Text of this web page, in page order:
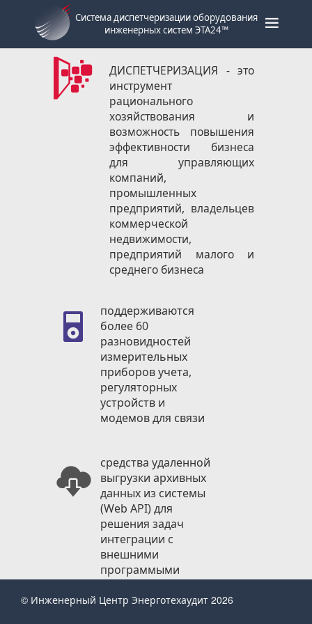
Система диспетчеризации оборудования
инженерных систем ЭТА24™
ДИСПЕТЧЕРИЗАЦИЯ - это
инструмент
рационального
хозяйствования и
возможность повышения
эффективности бизнеса
для управляющих
компаний,
промышленных
предприятий, владельцев
коммерческой
недвижимости,
предприятий малого и
среднего бизнеса
поддерживаются
более 60
разновидностей
измерительных
приборов учета,
регуляторных
устройств и
модемов для связи
средства удаленной
выгрузки архивных
данных из системы
(Web API) для
решения задач
интеграции с
внешними
программыми
© Инженерный Центр Энерготехаудит 2026